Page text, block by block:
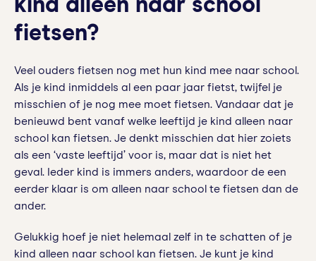
kind alleen naar school
fietsen?
Veel ouders fietsen nog met hun kind mee naar school.
Als je kind inmiddels al een paar jaar fietst, twijfel je
misschien of je nog mee moet fietsen. Vandaar dat je
benieuwd bent vanaf welke leeftijd je kind alleen naar
school kan fietsen. Je denkt misschien dat hier zoiets
als een ‘vaste leeftijd’ voor is, maar dat is niet het
geval. Ieder kind is immers anders, waardoor de een
eerder klaar is om alleen naar school te fietsen dan de
ander.
Gelukkig hoef je niet helemaal zelf in te schatten of je
kind alleen naar school kan fietsen. Je kunt je kind